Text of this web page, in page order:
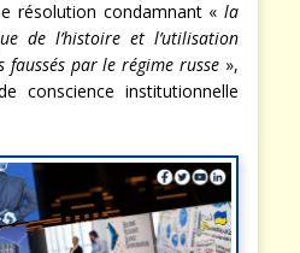
résolution condamnant « la
de l’histoire et l’utilisation
faussés par le régime russe »,
conscience institutionnelle